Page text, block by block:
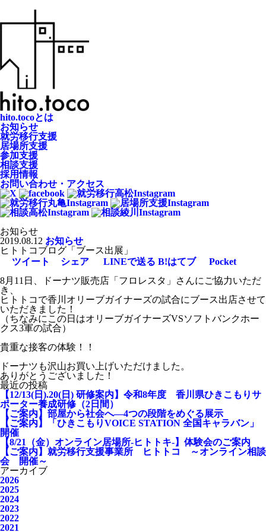
hito.tocoとは
お知らせ
就労移行支援
居場所支援
参加支援
相談支援
採用情報
お問い合わせ・アクセス
お知らせ
2019.08.12 お知らせ
ヒトトコブログ「ブース出展」
ツイート
シェア LINEで送る B!はてブ
Pocket
8月11日、ドーナツ販売店「フロレスタ」さんにご協力いただ
き、
ヒトトコで香川オリーブガイナーズの試合にブース出店させて
いただきました！
（ちなみにこの日はオリーブガイナーズVSソフトバンクホー
クス3軍の試合）
貴重な接客の体験！！
ドーナツも沢山お買い上げいただけました。
ありがとうございました！
最近の投稿
【12/13(日).20(日) 研修案内】令和8年度 香川県ひきこもりサ
ポーター養成研修（2日間）
【ご案内】部屋から社会へ―4つの段階をめぐる展示
【ご案内】「ひきこもりVOICE STATION 全国キャラバン」
開催
【8/21（金）オンライン居場所-ヒトトキ-】体験会のご案内
【ご案内】就労移行支援事業所 ヒトトコ ～オンライン相談
会 開催～
アーカイブ
2026
2025
2024
2023
2022
2021